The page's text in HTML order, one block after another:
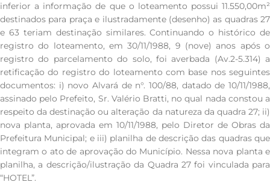
inferior a informação de que o loteamento possui 11.550,00m²
destinados para praça e ilustradamente (desenho) as quadras 27
e 63 teriam destinação similares. Continuando o histórico de
registro do loteamento, em 30/11/1988, 9 (nove) anos após o
registro do parcelamento do solo, foi averbada (Av.2-5.314) a
retificação do registro do loteamento com base nos seguintes
documentos: i) novo Alvará de n°. 100/88, datado de 10/11/1988,
assinado pelo Prefeito, Sr. Valério Bratti, no qual nada constou a
respeito da destinação ou alteração da natureza da quadra 27; ii)
nova planta, aprovada em 10/11/1988, pelo Diretor de Obras da
Prefeitura Municipal; e iii) planilha de descrição das quadras que
integram o ato de aprovação do Município. Nessa nova planta e
planilha, a descrição/ilustração da Quadra 27 foi vinculada para
“HOTEL”.